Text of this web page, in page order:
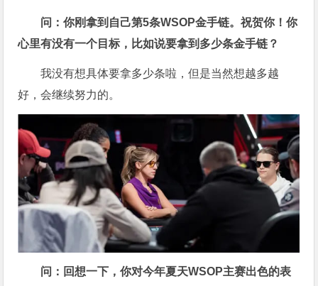
问：你刚拿到自己第5条WSOP金手链。祝贺你！你
心里有没有一个目标，比如说要拿到多少条金手链？
我没有想具体要拿多少条啦，但是当然想越多越
好，会继续努力的。
问：回想一下，你对今年夏天WSOP主赛出色的表